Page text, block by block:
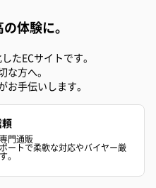
体験に。
たECサイトです。
な方へ。
お手伝いします。
門通販
ートで柔軟な対応やバイヤー厳
。